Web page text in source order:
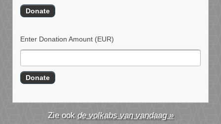
Enter Donation Amount (EUR)
de volkabs van vandaag »